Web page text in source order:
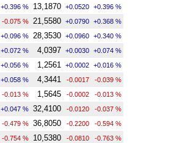
+0.396 % 13,1870 +0.0520 +0.396 %
-0.075 % 21,5580 +0.0790 +0.368 %
+0.096 % 28,3530 +0.0960 +0.340 %
+0.072 % 4,0397 +0.0030 +0.074 %
+0.056 % 1,2561 +0.0002 +0.016 %
+0.058 % 4,3441 -0.0017 -0.039 %
-0.013 % 1,5645 -0.0002 -0.013 %
+0.047 % 32,4100 -0.0120 -0.037 %
-0.479 % 36,8050 -0.2200 -0.594 %
-0.754 % 10,5380 -0.0810 -0.763 %